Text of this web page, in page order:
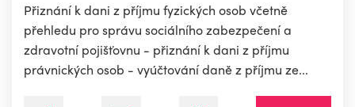
Přiznání k dani z příjmu fyzických osob včetně
přehledu pro správu sociálního zabezpečení a
zdravotní pojišťovnu - přiznání k dani z příjmu
právnických osob - vyúčtování daně z příjmu ze...